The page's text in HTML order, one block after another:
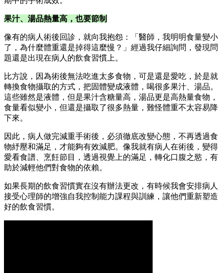
果汁、湯品熱量高，也要節制
像有的病人術後回診，就向我抱怨：「醫師，我明明食量變小
了，為什麼體重還是掉得這麼慢？」經過我仔細詢問，發現問
題還是出現在病人的飲食習慣上。
比方說，因為術後無法吃進太多食物，可是還是愛吃，於是就
轉換食物攝取的方式，把固體變成液體，喝很多果汁、湯品。
這些雖然是液體，但是果汁含糖量高，湯品更是高熱量食物，
食量看似變小，但還是攝取了很多熱量，難怪體重不太容易降
下來。
因此，病人做完減重手術後，必須徹底改變心態，不再透過食
物紓壓和滿足，才能夠有效減肥。像我就有病人在術後，變得
愛看食譜、烹飪節目，透過視覺上的滿足，轉化口腹之慾，有
助於減輕他們對食物的依賴。
如果長期的飲食習慣實在沒有辦法更改，有時候我會安排病人
接受心理師的增強自我控制能力課程與訓練，讓他們重新塑造
好的飲食習慣。